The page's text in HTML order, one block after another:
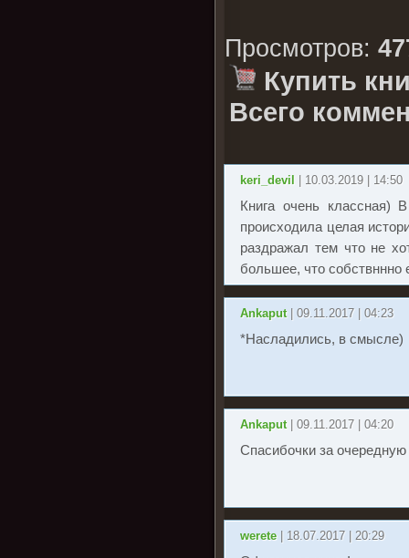
Просмотров:
Купить
Всего
keri_devil | 10.03.2019 | 14:50
Книга очень классная)
происходила целая
раздражал тем что не
большее, что собствннно
Ankaput | 09.11.2017 | 04:23
*Насладились, в смысле)
Ankaput | 09.11.2017 | 04:20
Спасибочки за
werete | 18.07.2017 | 20:29